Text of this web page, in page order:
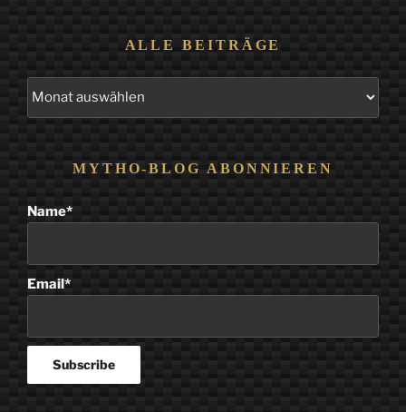
ALLE BEITRÄGE
MYTHO-BLOG ABONNIEREN
Name*
Email*